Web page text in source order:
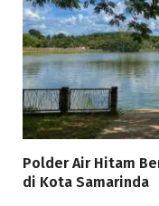
Polder Air Hitam
di Kota Samarinda